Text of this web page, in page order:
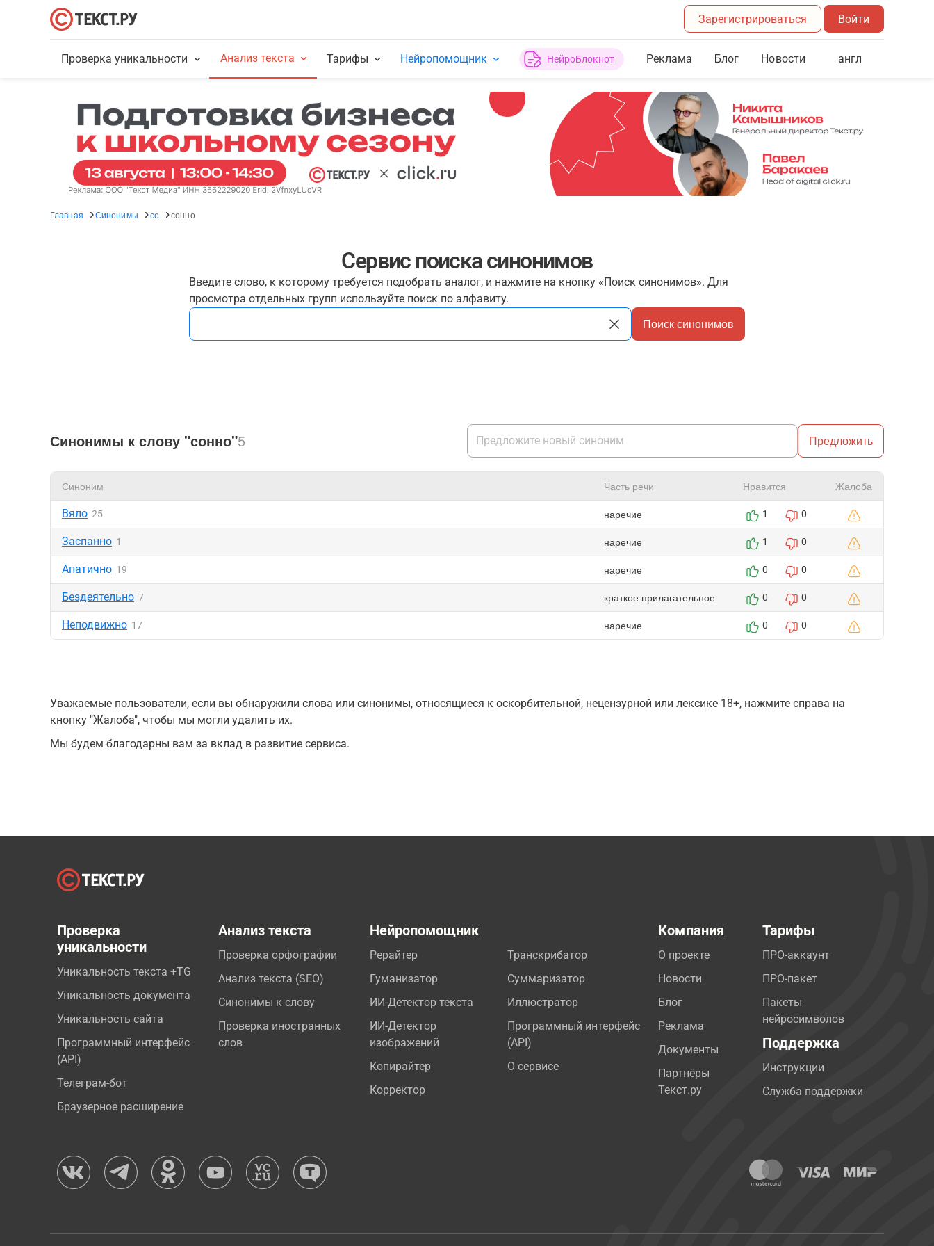
Зарегистрироваться Войти
Проверка уникальности Анализ текста Тарифы Нейропомощник НейроБлокнот Реклама Блог Новости англ
Главная Синонимы со сонно
Сервис поиска синонимов
Введите слово, к которому требуется подобрать аналог, и нажмите на кнопку «Поиск синонимов». Для
просмотра отдельных групп используйте поиск по алфавиту.
Поиск синонимов
Синонимы к слову "сонно"5 Предложить
Синоним Часть речи Нравится Жалоба
Вяло 25 наречие 1 0
Заспанно 1 наречие 1 0
Апатично 19 наречие 0 0
Бездеятельно 7 краткое прилагательное 0 0
Неподвижно 17 наречие 0 0
Уважаемые пользователи, если вы обнаружили слова или синонимы, относящиеся к оскорбительной, нецензурной или лексике 18+, нажмите справа на
кнопку "Жалоба", чтобы мы могли удалить их.
Мы будем благодарны вам за вклад в развитие сервиса.
Проверка
уникальности
Уникальность текста +TG
Уникальность документа
Уникальность сайта
Программный интерфейс
(API)
Телеграм-бот
Браузерное расширение
Анализ текста
Проверка орфографии
Анализ текста (SEO)
Синонимы к слову
Проверка иностранных
слов
Нейропомощник
Рерайтер
Гуманизатор
ИИ-Детектор текста
ИИ-Детектор
изображений
Копирайтер
Корректор
Транскрибатор
Суммаризатор
Иллюстратор
Программный интерфейс
(API)
О сервисе
Компания
О проекте
Новости
Блог
Реклама
Документы
Партнёры
Текст.ру
Тарифы
ПРО-аккаунт
ПРО-пакет
Пакеты
нейросимволов
Поддержка
Инструкции
Служба поддержки